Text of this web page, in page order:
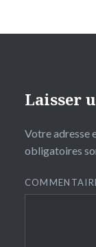
Laisser
Votre adresse
obligatoires